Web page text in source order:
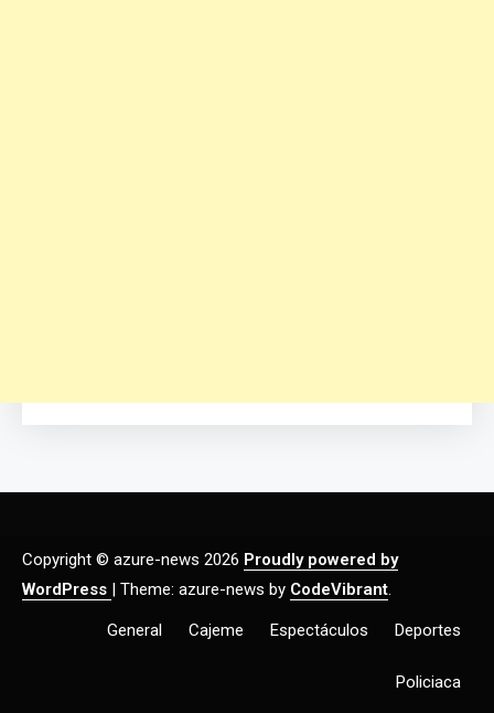
Copyright © azure-news 2026 Proudly powered by
WordPress | Theme: azure-news by CodeVibrant.
General Cajeme Espectáculos Deportes
Policiaca